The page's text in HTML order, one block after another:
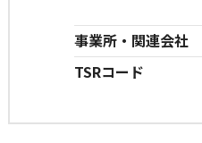
事業所・関連会社
TSRコード